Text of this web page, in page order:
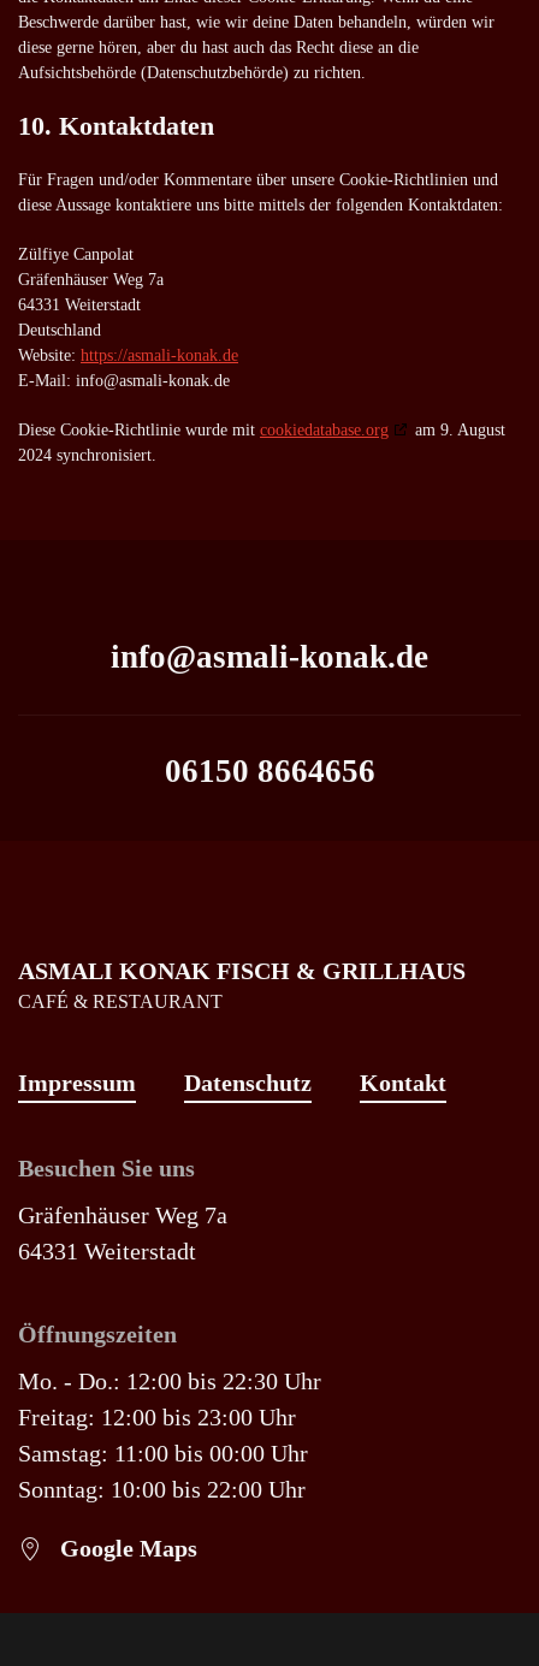
Beschwerde darüber hast, wie wir deine Daten behandeln, würden wir
diese gerne hören, aber du hast auch das Recht diese an die
Aufsichtsbehörde (Datenschutzbehörde) zu richten.
10. Kontaktdaten
Für Fragen und/oder Kommentare über unsere Cookie-Richtlinien und
diese Aussage kontaktiere uns bitte mittels der folgenden Kontaktdaten:
Zülfiye Canpolat
Gräfenhäuser Weg 7a
64331 Weiterstadt
Deutschland
Website: https://asmali-konak.de
E-Mail: info@asmali-konak.de
Diese Cookie-Richtlinie wurde mit cookiedatabase.org
am 9. August
2024 synchronisiert.
info@asmali-konak.de
06150 8664656
ASMALI KONAK FISCH & GRILLHAUS
CAFÉ & RESTAURANT
Impressum Datenschutz Kontakt
Besuchen Sie uns
Gräfenhäuser Weg 7a
64331 Weiterstadt
Öffnungszeiten
Mo. - Do.: 12:00 bis 22:30 Uhr
Freitag: 12:00 bis 23:00 Uhr
Samstag: 11:00 bis 00:00 Uhr
Sonntag: 10:00 bis 22:00 Uhr
Google Maps